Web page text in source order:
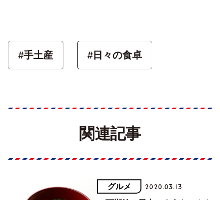
#手土産 #日々の食卓
関連記事
グルメ 2020.03.13